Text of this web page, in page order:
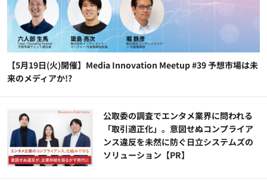
【5月19日(火)開催】Media Innovation Meetup #39 予想市場は未
来のメディアか!?
公​​取委の調査でエンタメ業界に問われる
「取引適正化」。意図せぬコンプライア
ンス違反を未然に防ぐ日立システムズの
ソリューション​【PR】